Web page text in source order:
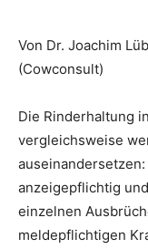
Von Dr. Joachim
(Cowconsult)
Die Rinderhaltung
vergleichsweise
auseinandersetzen:
anzeigepflichtig
einzelnen
meldepflichtigen